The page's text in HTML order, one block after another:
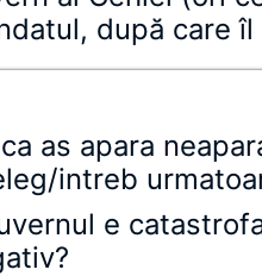
după care
as apara
intreb
e